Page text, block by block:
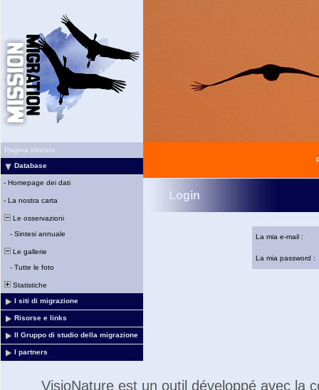
Pagina iniziale
Database
- Homepage dei dati
- La nostra carta
Le osservazioni
- Sintesi annuale
Le gallerie
- Tutte le foto
Statistiche
I siti di migrazione
Risorse e links
Il Gruppo di studio della migrazione
I partners
Login
La mia e-mail :
La mia password :
VisioNature est un outil développé avec la